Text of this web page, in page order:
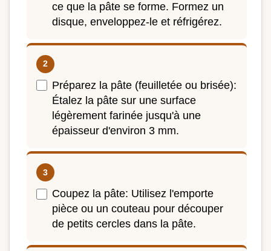
ce que la pâte se forme. Formez un
disque, enveloppez-le et réfrigérez.
Préparez la pâte (feuilletée ou brisée):
Étalez la pâte sur une surface
légèrement farinée jusqu'à une
épaisseur d'environ 3 mm.
Coupez la pâte: Utilisez l'emporte
pièce ou un couteau pour découper
de petits cercles dans la pâte.